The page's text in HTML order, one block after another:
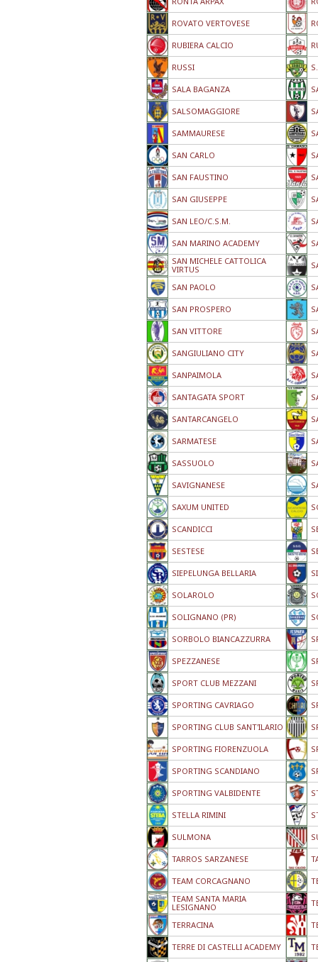
ROVATO VERTOVESE
RUBIERA CALCIO
RUSSI
SALA BAGANZA
SALSOMAGGIORE
SAMMAURESE
SAN CARLO
SAN FAUSTINO
SAN GIUSEPPE
SAN LEO/C.S.M.
SAN MARINO ACADEMY
SAN MICHELE CATTOLICA
VIRTUS
SAN PAOLO
SAN PROSPERO
SAN VITTORE
SANGIULIANO CITY
SANPAIMOLA
SANTAGATA SPORT
SANTARCANGELO
SARMATESE
SASSUOLO
SAVIGNANESE
SAXUM UNITED
SCANDICCI
SESTESE
SIEPELUNGA BELLARIA
SOLAROLO
SOLIGNANO (PR)
SORBOLO BIANCAZZURRA
SPEZZANESE
SPORT CLUB MEZZANI
SPORTING CAVRIAGO
SPORTING CLUB SANT'ILARIO
SPORTING FIORENZUOLA
SPORTING SCANDIANO
SPORTING VALBIDENTE
STELLA RIMINI
SULMONA
TARROS SARZANESE
TEAM CORCAGNANO
TEAM SANTA MARIA
LESIGNANO
TERRACINA
TERRE DI CASTELLI ACADEMY